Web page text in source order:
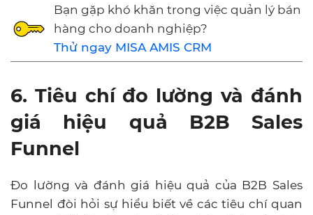
Bạn gặp khó khăn trong việc quản lý bán
hàng cho doanh nghiệp?
Thử ngay MISA AMIS CRM
6. Tiêu chí đo lường và đánh
giá hiệu quả B2B Sales
Funnel
Đo lường và đánh giá hiệu quả của B2B Sales
Funnel đòi hỏi sự hiểu biết về các tiêu chí quan